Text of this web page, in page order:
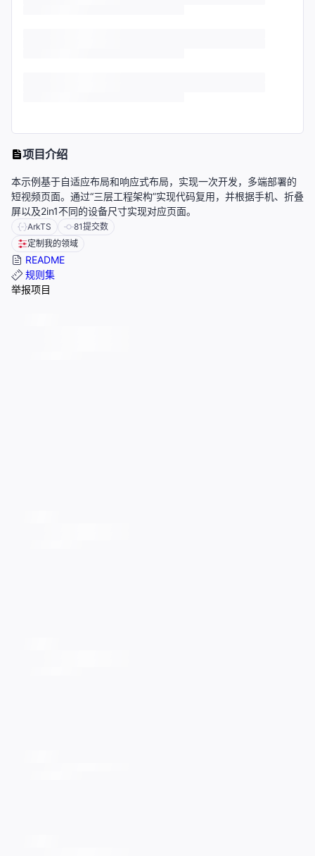
项目介绍
本示例基于自适应布局和响应式布局，实现一次开发，多端部署的
短视频页面。通过“三层工程架构”实现代码复用，并根据手机、折叠
屏以及2in1不同的设备尺寸实现对应页面。
ArkTS 81提交数
定制我的领域
README
规则集
举报项目